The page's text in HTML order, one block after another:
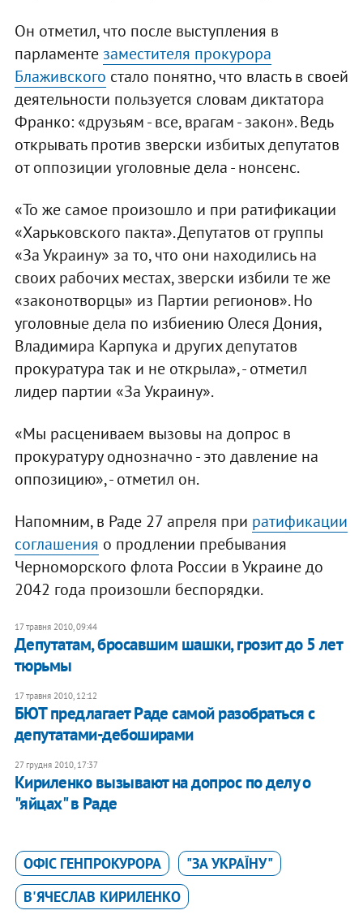
Он отметил, что после выступления в
парламенте заместителя прокурора
Блаживского стало понятно, что власть в своей
деятельности пользуется словам диктатора
Франко: «друзьям - все, врагам - закон». Ведь
открывать против зверски избитых депутатов
от оппозиции уголовные дела - нонсенс.
«То же самое произошло и при ратификации
«Харьковского пакта». Депутатов от группы
«За Украину» за то, что они находились на
своих рабочих местах, зверски избили те же
«законотворцы» из Партии регионов». Но
уголовные дела по избиению Олеся Дония,
Владимира Карпука и других депутатов
прокуратура так и не открыла», - отметил
лидер партии «За Украину».
«Мы расцениваем вызовы на допрос в
прокуратуру однозначно - это давление на
оппозицию», - отметил он.
Напомним, в Раде 27 апреля при ратификации
соглашения о продлении пребывания
Черноморского флота России в Украине до
2042 года произошли беспорядки.
17 травня 2010, 09:44
Депутатам, бросавшим шашки, грозит до 5 лет
тюрьмы
17 травня 2010, 12:12
БЮТ предлагает Раде самой разобраться с
депутатами-дебоширами
27 грудня 2010, 17:37
Кириленко вызывают на допрос по делу о
"яйцах" в Раде
ОФІС ГЕНПРОКУРОРА
"ЗА УКРАЇНУ"
В'ЯЧЕСЛАВ КИРИЛЕНКО